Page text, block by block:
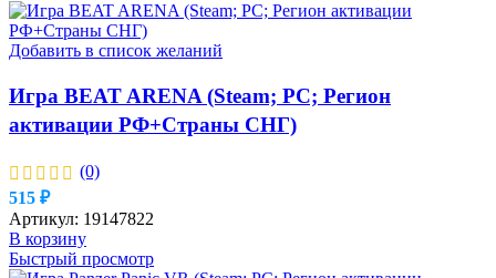
Добавить в список желаний
Игра BEAT ARENA (Steam; PC; Регион
активации РФ+Страны СНГ)
(0)
515 ₽
Артикул: 19147822
В корзину
Быстрый просмотр